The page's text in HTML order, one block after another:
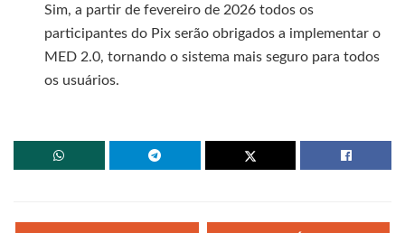
Sim, a partir de fevereiro de 2026 todos os
participantes do Pix serão obrigados a implementar o
MED 2.0, tornando o sistema mais seguro para todos
os usuários.